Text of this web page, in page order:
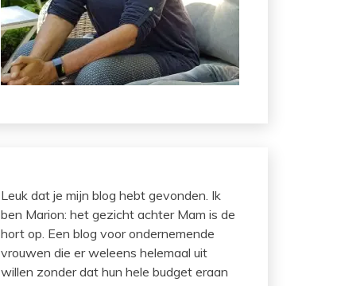
Leuk dat je mijn blog hebt gevonden. Ik
ben Marion: het gezicht achter Mam is de
hort op. Een blog voor ondernemende
vrouwen die er weleens helemaal uit
willen zonder dat hun hele budget eraan